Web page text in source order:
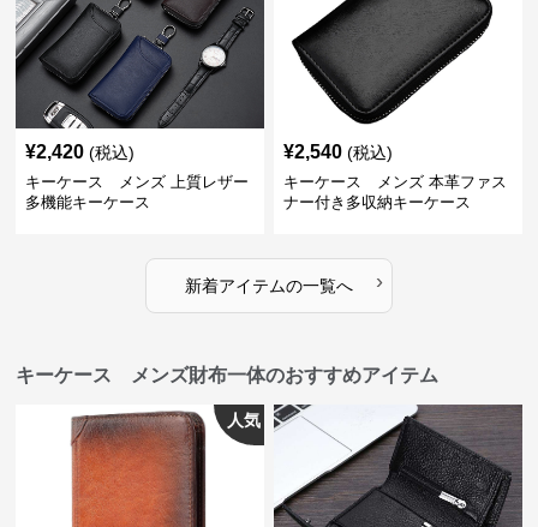
¥2,420 (税込)
キーケース メンズ 上質レザー
多機能キーケース
¥2,540 (税込)
キーケース メンズ 本革ファス
ナー付き多収納キーケース
新着アイテムの一覧へ ›
キーケース メンズ財布一体のおすすめアイテム
人気